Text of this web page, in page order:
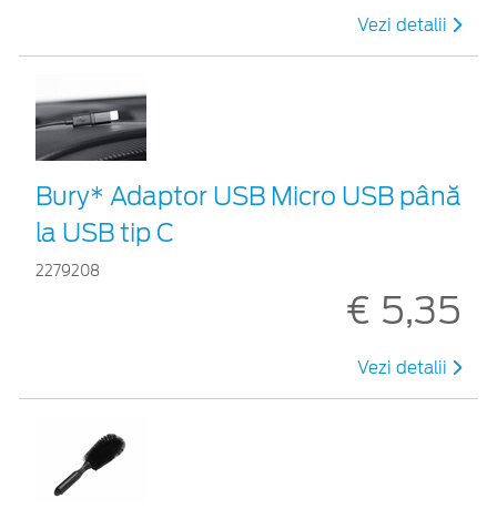
Vezi detalii
Bury* Adaptor USB Micro USB până
la USB tip C
2279208
€ 5,35
Vezi detalii